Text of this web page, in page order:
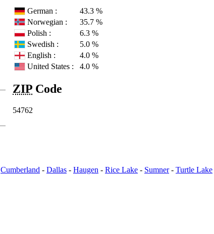
German :
43.3 %
Norwegian :
35.7 %
Polish :
6.3 %
Swedish :
5.0 %
English :
4.0 %
United States :
4.0 %
ZIP Code
54762
Cumberland - Dallas - Haugen - Rice Lake - Sumner- Turtle Lake